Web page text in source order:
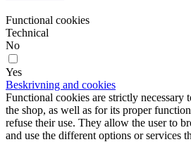
Functional cookies
Technical
No
Yes
Beskrivning and cookies
Functional cookies are strictly necessary
the shop, as well as for its proper
refuse their use. They allow the user to
and use the different options or services